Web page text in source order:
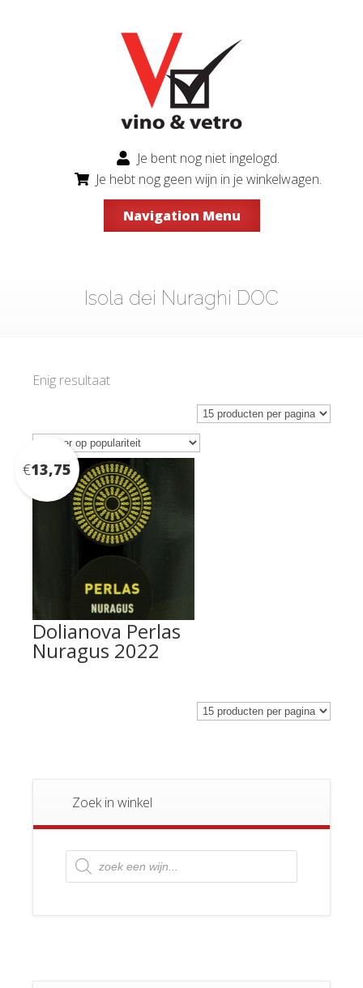
Je bent nog niet ingelogd.
Je hebt nog geen wijn in je winkelwagen.
Navigation Menu
Isola dei Nuraghi DOC
Enig resultaat
Dolianova Perlas
Nuragus 2022
€13,75
Zoek in winkel
Producten
zoeken